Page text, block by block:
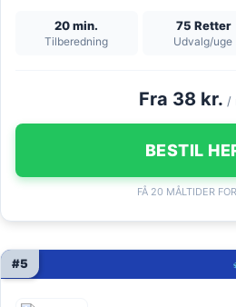
20 min.
Tilberedning
75 Retter
Udvalg/uge
Fra 38 kr. /
BESTIL
FÅ 20 MÅLTIDER
#5